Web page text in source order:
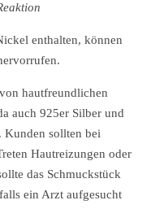
enthalten, können
hautfreundlichen
auch 925er Silber und
Kunden sollten bei
Hautreizungen oder
das Schmuckstück
ein Arzt aufgesucht